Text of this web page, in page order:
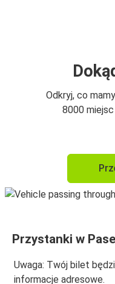
Poznań
Pasewalk
Gorzów
Pasewalk
Odkryj, co
8000
Przystanki w
Uwaga: Twój bilet
informacje adresowe.